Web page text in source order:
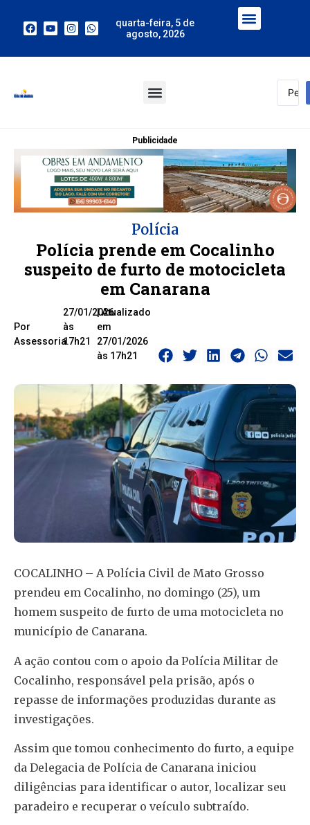
quarta-feira, 5 de
agosto, 2026
Publicidade
Polícia
Polícia prende em Cocalinho
suspeito de furto de motocicleta
em Canarana
Por
Assessoria.
27/01/2026
às
17h21
| Atualizado
em
27/01/2026
às 17h21
COCALINHO – A Polícia Civil de Mato Grosso
prendeu em Cocalinho, no domingo (25), um
homem suspeito de furto de uma motocicleta no
município de Canarana.
A ação contou com o apoio da Polícia Militar de
Cocalinho, responsável pela prisão, após o
repasse de informações produzidas durante as
investigações.
Assim que tomou conhecimento do furto, a equipe
da Delegacia de Polícia de Canarana iniciou
diligências para identificar o autor, localizar seu
paradeiro e recuperar o veículo subtraído.